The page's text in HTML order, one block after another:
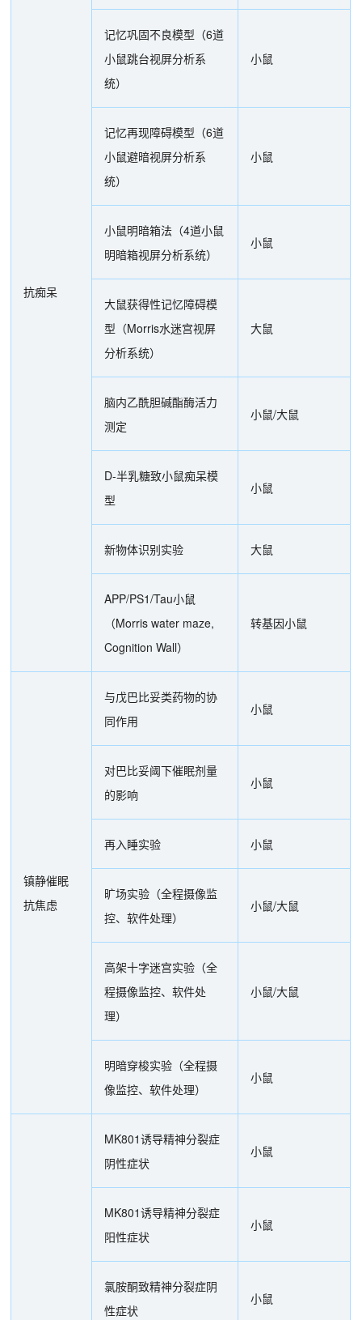
抗痴呆
记忆巩固不良模型（6道
小鼠跳台视屏分析系
统）
小鼠
记忆再现障碍模型（6道
小鼠避暗视屏分析系
统）
小鼠
小鼠明暗箱法（4道小鼠
明暗箱视屏分析系统）
小鼠
大鼠获得性记忆障碍模
型（Morris水迷宫视屏
分析系统）
大鼠
脑内乙酰胆碱酯酶活力
测定
小鼠/大鼠
D-半乳糖致小鼠痴呆模
型
小鼠
新物体识别实验 大鼠
APP/PS1/Tau小鼠
（Morris water maze,
Cognition Wall）
转基因小鼠
镇静催眠
抗焦虑
与戊巴比妥类药物的协
同作用
小鼠
对巴比妥阈下催眠剂量
的影响
小鼠
再入睡实验 小鼠
旷场实验（全程摄像监
控、软件处理）
小鼠/大鼠
高架十字迷宫实验（全
程摄像监控、软件处
理）
小鼠/大鼠
明暗穿梭实验（全程摄
像监控、软件处理）
小鼠
MK801诱导精神分裂症
阴性症状
小鼠
MK801诱导精神分裂症
阳性症状
小鼠
氯胺酮致精神分裂症阴
性症状
小鼠